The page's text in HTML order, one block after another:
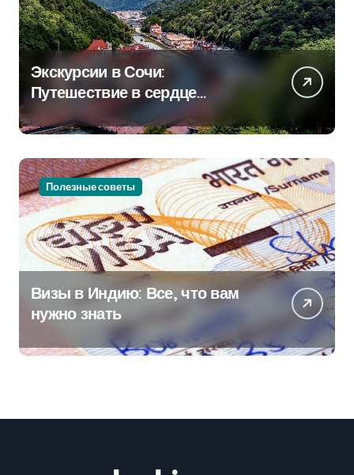
Экскурсии в Сочи:
Путешествие в сердце
Черноморского курорта
Полезные советы
Визы в Индию: Все, что вам
нужно знать